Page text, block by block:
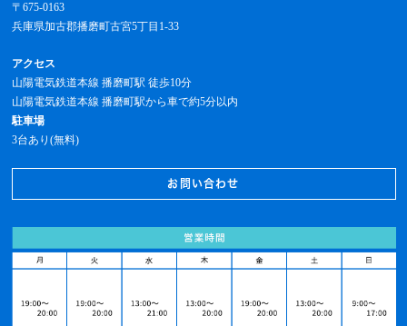
〒675-0163
兵庫県加古郡播磨町古宮5丁目1-33
アクセス
山陽電気鉄道本線 播磨町駅 徒歩10分
山陽電気鉄道本線 播磨町駅から車で約5分以内
駐車場
3台あり(無料)
お問い合わせ